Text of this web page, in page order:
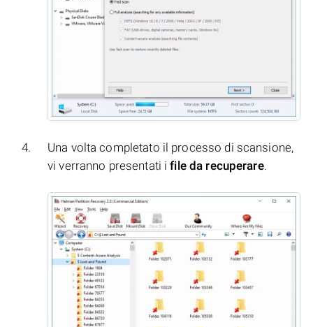
Una volta completato il processo di scansione,
vi verranno presentati ifile da recuperare.